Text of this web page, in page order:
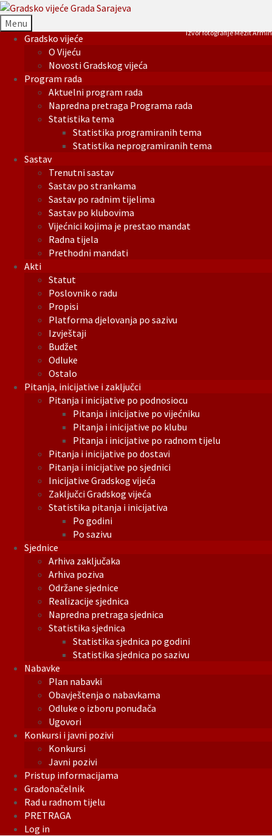
Menu
Gradsko vijeće
O Vijeću
Novosti Gradskog vijeća
Program rada
Aktuelni program rada
Napredna pretraga Programa rada
Statistika tema
Statistika programiranih tema
Statistika neprogramiranih tema
Sastav
Trenutni sastav
Sastav po strankama
Sastav po radnim tijelima
Sastav po klubovima
Vijećnici kojima je prestao mandat
Radna tijela
Prethodni mandati
Akti
Statut
Poslovnik o radu
Propisi
Platforma djelovanja po sazivu
Izvještaji
Budžet
Odluke
Ostalo
Pitanja, inicijative i zaključci
Pitanja i inicijative po podnosiocu
Pitanja i inicijative po vijećniku
Pitanja i inicijative po klubu
Pitanja i inicijative po radnom tijelu
Pitanja i inicijative po dostavi
Pitanja i inicijative po sjednici
Inicijative Gradskog vijeća
Zaključci Gradskog vijeća
Statistika pitanja i inicijativa
Po godini
Po sazivu
Sjednice
Arhiva zaključaka
Arhiva poziva
Održane sjednice
Realizacije sjednica
Napredna pretraga sjednica
Statistika sjednica
Statistika sjednica po godini
Statistika sjednica po sazivu
Nabavke
Plan nabavki
Obavještenja o nabavkama
Odluke o izboru ponuđača
Ugovori
Konkursi i javni pozivi
Konkursi
Javni pozivi
Pristup informacijama
Gradonačelnik
Rad u radnom tijelu
PRETRAGA
Log in
Izvor fotografije Mezit Armin